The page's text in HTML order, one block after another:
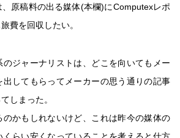
原稿料の出る媒体(本欄)にComputexレポ
費を回収したい。
ジャーナリストは、どこを向いてもメー
出してもらってメーカーの思う通りの記事
しまった。
のかもしれないけど、これは昨今の媒体の